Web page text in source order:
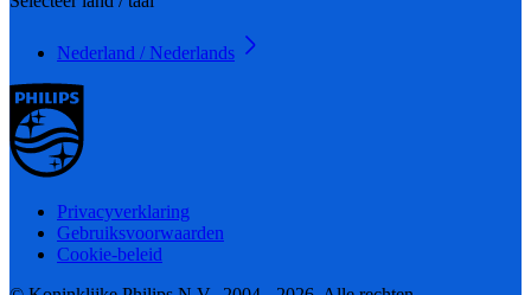
Nederland / Nederlands
Privacyverklaring
Gebruiksvoorwaarden
Cookie-beleid